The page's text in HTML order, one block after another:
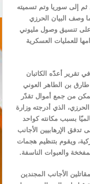
ثم إلى سوريا وتم تسميته
وصف البيان الحرزي
على تنسيق وصول مليوني
للعمليات العسكرية
تقرير أعدّه الكاتبان
طارق بن الطاهر العوني
تمكن من جمع أموال تقدّر
الذي أدرجته وزارة
بسبب مكانته كواحد
الإرهابيين الأجانب
ويقوم بتنظيم هجمات
والعبوات الناسفة.
الأجانب المجندين